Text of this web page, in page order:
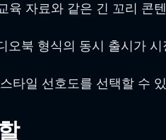
육 자료와 같은 긴 꼬리 콘
오북 형식의 동시 출시가
타일 선호도를 선택할 수